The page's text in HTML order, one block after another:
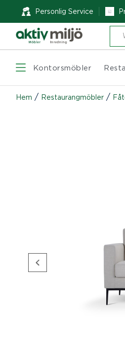
Personlig Service
Kontorsmöbler
Hem / Restaurangmöbler /